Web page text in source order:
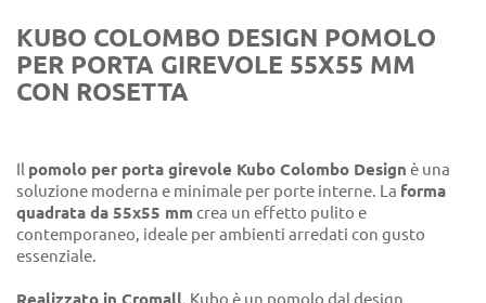
KUBO COLOMBO DESIGN POMOLO
PER PORTA GIREVOLE 55X55 MM
CON ROSETTA
Il pomolo per porta girevole Kubo Colombo Design è una
soluzione moderna e minimale per porte interne. La forma
quadrata da 55x55 mm crea un effetto pulito e
contemporaneo, ideale per ambienti arredati con gusto
essenziale.